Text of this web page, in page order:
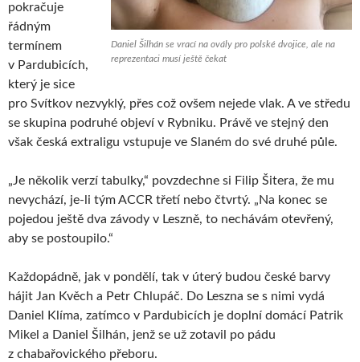
Daniel Šilhán se vrací na ovály pro polské dvojice, ale na
reprezentaci musí ještě čekat
pokračuje
řádným
termínem
v Pardubicích,
který je sice
pro Svítkov nezvyklý, přes což ovšem nejede vlak. A ve středu
se skupina podruhé objeví v Rybniku. Právě ve stejný den
však česká extraligu vstupuje ve Slaném do své druhé půle.
„Je několik verzí tabulky,“ povzdechne si Filip Šitera, že mu
nevychází, je-li tým ACCR třetí nebo čtvrtý. „Na konec se
pojedou ještě dva závody v Leszně, to nechávám otevřený,
aby se postoupilo.“
Každopádně, jak v pondělí, tak v úterý budou české barvy
hájit Jan Kvěch a Petr Chlupáč. Do Leszna se s nimi vydá
Daniel Klíma, zatímco v Pardubicích je doplní domácí Patrik
Mikel a Daniel Šilhán, jenž se už zotavil po pádu
z chabařovického přeboru.